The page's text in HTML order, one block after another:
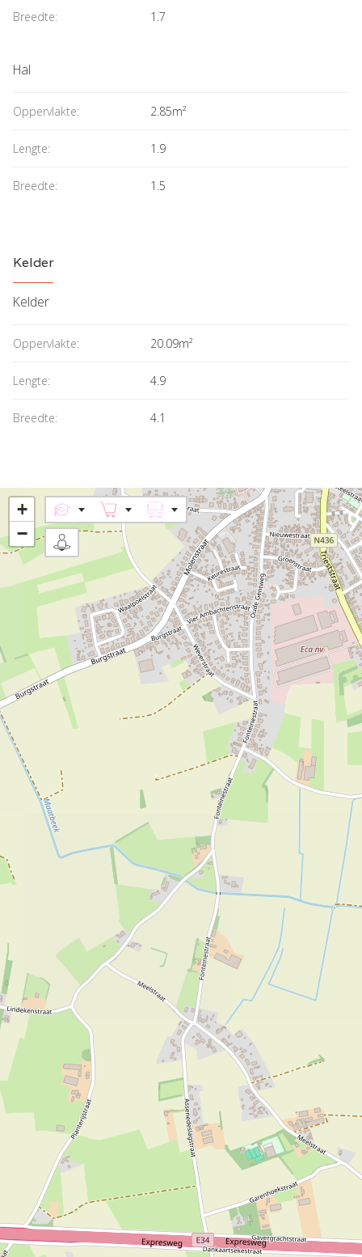
Breedte: 1.7
Hal
Oppervlakte: 2.85m²
Lengte: 1.9
Breedte: 1.5
Kelder
Kelder
Oppervlakte: 20.09m²
Lengte: 4.9
Breedte: 4.1
+
−